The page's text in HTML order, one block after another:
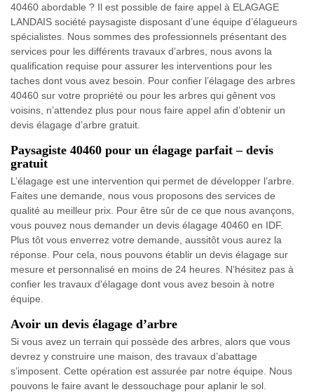
40460 abordable ? Il est possible de faire appel à ELAGAGE
LANDAIS société paysagiste disposant d’une équipe d’élagueurs
spécialistes. Nous sommes des professionnels présentant des
services pour les différents travaux d’arbres, nous avons la
qualification requise pour assurer les interventions pour les
taches dont vous avez besoin. Pour confier l’élagage des arbres
40460 sur votre propriété ou pour les arbres qui gênent vos
voisins, n’attendez plus pour nous faire appel afin d’obtenir un
devis élagage d’arbre gratuit.
Paysagiste 40460 pour un élagage parfait – devis
gratuit
L’élagage est une intervention qui permet de développer l’arbre.
Faites une demande, nous vous proposons des services de
qualité au meilleur prix. Pour être sûr de ce que nous avançons,
vous pouvez nous demander un devis élagage 40460 en IDF.
Plus tôt vous enverrez votre demande, aussitôt vous aurez la
réponse. Pour cela, nous pouvons établir un devis élagage sur
mesure et personnalisé en moins de 24 heures. N’hésitez pas à
confier les travaux d'élagage dont vous avez besoin à notre
équipe.
Avoir un devis élagage d’arbre
Si vous avez un terrain qui possède des arbres, alors que vous
devrez y construire une maison, des travaux d’abattage
s’imposent. Cette opération est assurée par notre équipe. Nous
pouvons le faire avant le dessouchage pour aplanir le sol.